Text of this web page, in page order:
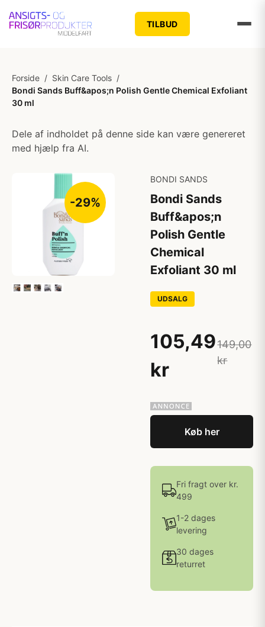
TILBUD
Forside / Skin Care Tools /
Bondi Sands Buff&apos;n Polish Gentle Chemical Exfoliant
30 ml
Dele af indholdet på denne side kan være genereret
med hjælp fra AI.
-29%
BONDI SANDS
Bondi Sands
Buff&apos;n
Polish Gentle
Chemical
Exfoliant 30 ml
UDSALG
105,49
kr
149,00
kr
Køb her
Fri fragt over kr.
499
1-2 dages
levering
30 dages
returret